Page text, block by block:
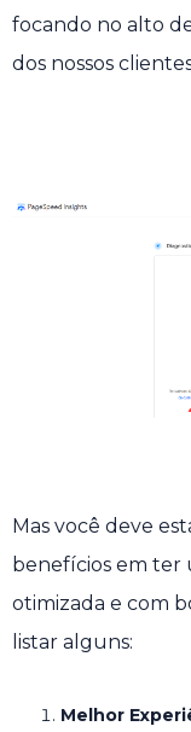
focando no alto
dos nossos
Mas você deve
benefícios em ter
otimizada e com
listar alguns:
Melhor